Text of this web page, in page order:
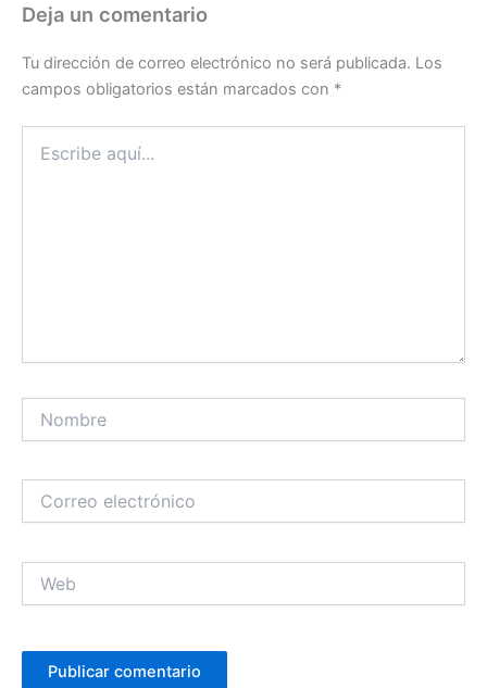
Deja un comentario
Tu dirección de correo electrónico no será publicada. Los
campos obligatorios están marcados con *
aquí...
electrónico